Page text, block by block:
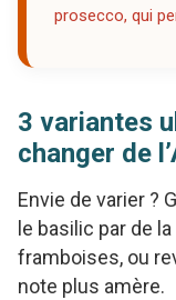
prosecco, qui
3 variantes
changer de
Envie de varier ?
le basilic par de
framboises, ou
note plus amère.